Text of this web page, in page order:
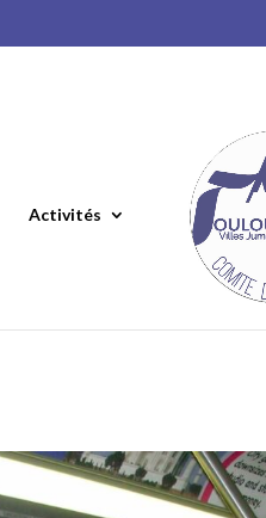
Activités